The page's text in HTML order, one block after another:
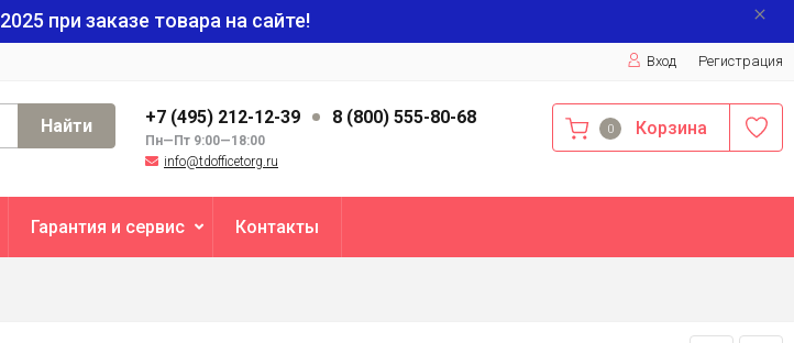
2025 при заказе товара на сайте!
Вход Регистрация
+7 (495) 212-12-39 8 (800) 555-80-68
Пн—Пт 9:00—18:00
info@tdofficetorg.ru
Найти 0 Корзина
Гарантия и сервис Контакты